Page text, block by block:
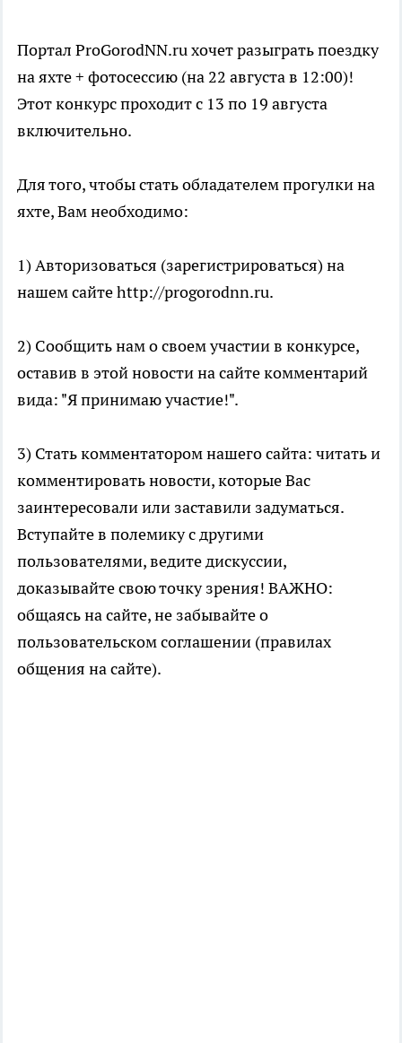
Портал ProGorodNN.ru хочет разыграть поездку
на яхте + фотосессию (на 22 августа в 12:00)!
Этот конкурс проходит с 13 по 19 августа
включительно.
Для того, чтобы стать обладателем прогулки на
яхте, Вам необходимо:
1) Авторизоваться (зарегистрироваться) на
нашем сайте http://progorodnn.ru.
2) Сообщить нам о своем участии в конкурсе,
оставив в этой новости на сайте комментарий
вида: "Я принимаю участие!".
3) Стать комментатором нашего сайта: читать и
комментировать новости, которые Вас
заинтересовали или заставили задуматься.
Вступайте в полемику с другими
пользователями, ведите дискуссии,
доказывайте свою точку зрения! ВАЖНО:
общаясь на сайте, не забывайте о
пользовательском соглашении (правилах
общения на сайте).